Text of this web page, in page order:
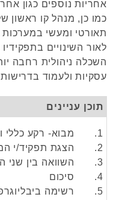
אחריות נוספים כגון
תאורטי ומעשי במערכות
לאור השינויים
השכלה ניהולית רחבה
עסקיות ולעמוד
תוכן עניינים
1. מבוא- רקע כללי ומטרת המאמר
2. הצגת תפקיד/י המנהלים
3. השוואה בין שני המנהלים על פי ארבעה כישורים
4. סיכום
5. רשימה ביבליוגרפית